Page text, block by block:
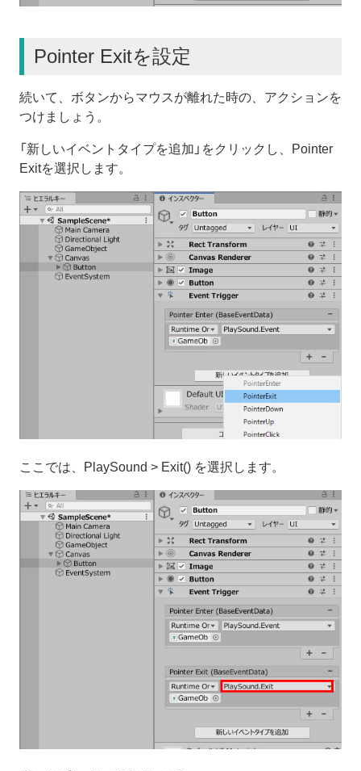
Pointer Exitを設定
続いて、ボタンからマウスが離れた時の、アクションを
つけましょう。
「新しいイベントタイプを追加」をクリックし、Pointer
Exitを選択します。
ここでは、PlaySound > Exit() を選択します。